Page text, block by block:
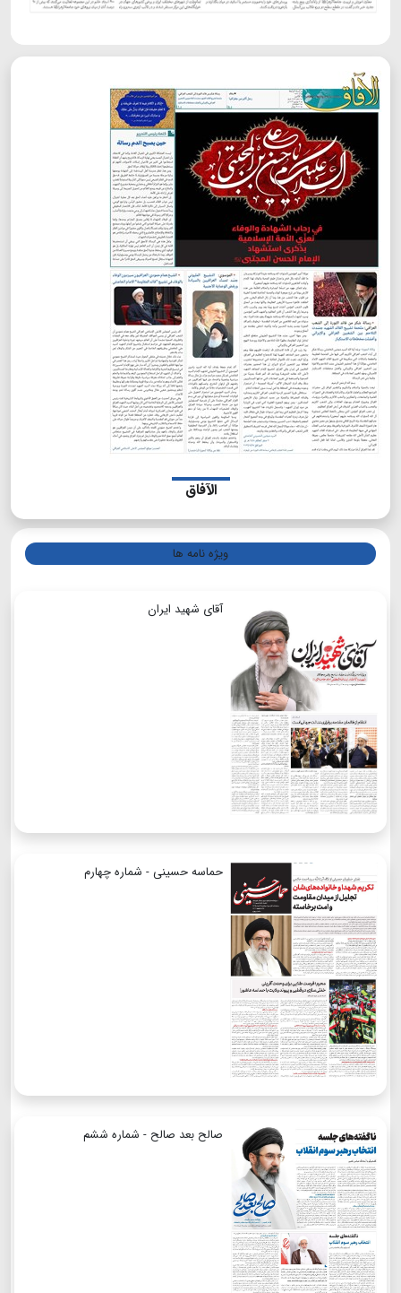
الآفاق
ویژه نامه ها
آقای شهید ایران
حماسه حسینی - شماره چهارم
صالح بعد صالح - شماره ششم